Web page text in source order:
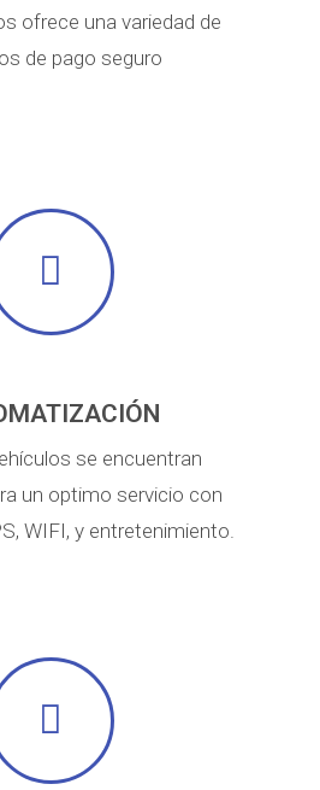
ofrece una variedad de
de pago seguro
se encuentran
un optimo servicio con
WIFI, y entretenimiento.